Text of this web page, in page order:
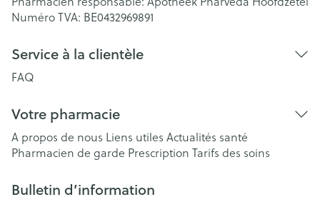
Numéro TVA: BE0432969891
Service à la clientèle
FAQ
Votre pharmacie
A propos de nous Liens utiles Actualités santé
Pharmacien de garde Prescription Tarifs des soins
Bulletin d’information